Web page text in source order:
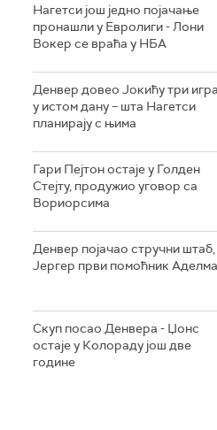
Нагетси још једно појачање
пронашли у Евролиги - Лони
Вокер се враћа у НБА
Денвер довео Јокићу три
у истом дану – шта Нагетси
планирају с њима
Гари Пејтон остаје у Голден
Стејту, продужио уговор са
Вориорсима
Денвер појачао стручни штаб,
Јергер први помоћник
Скуп посао Денвера - Џонс
остаје у Колораду још две
године